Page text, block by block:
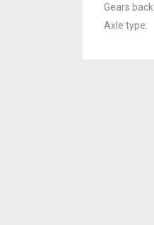
Gears back
Axle type